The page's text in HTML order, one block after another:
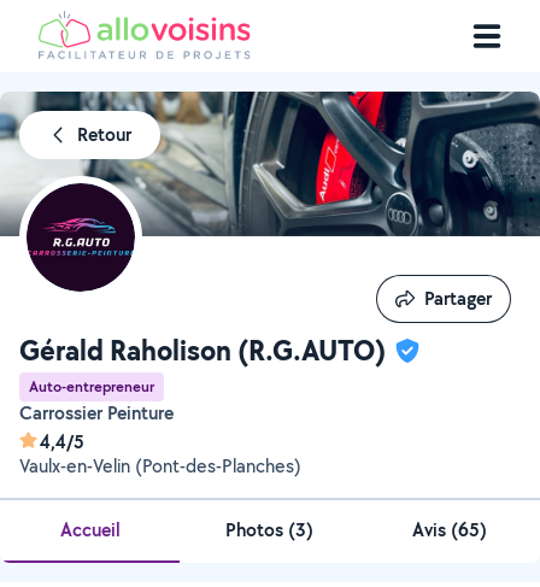
Retour
Gérald Raholison (R.G.AUTO)
Auto-entrepreneur
Carrossier Peinture
4,4/5
Vaulx-en-Velin (Pont-des-Planches)
Partager
Partager
Accueil Photos (3) Avis (65)